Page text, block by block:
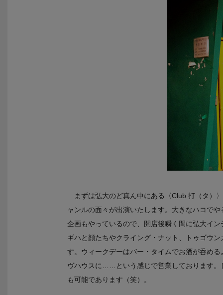
まずは弘大のど真ん中にある〈Club 打（タ）
ャンルの面々が出演いたします。大きなハコで
企画もやっているので、開店後瞬く間に弘大イ
ギハと顔たちやクライング・ナット、トゥゴウ
す。ウィークデーはバー・タイムでお酒が呑め
ヴハウスに……という感じで営業しております
も可能であります（笑）。